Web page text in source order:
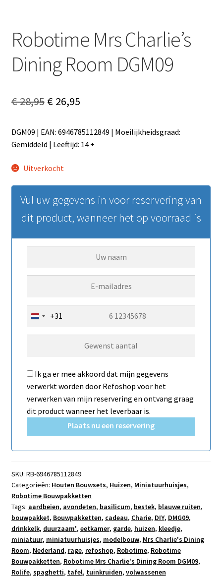
Robotime Mrs Charlie’s
Dining Room DGM09
€28,95 Oorspronkelijke
was:
€26,95Huidige
is:
DGM09 | EAN: 6946785112849 | Moeilijkheidsgraad:
Gemiddeld | Leeftijd: 14 +
Uitverkocht
Vul uw gegevens in voor reservering van
dit product, wanneer het op voorraad is
N
n
1
+31
Ik ga er mee akkoord dat mijn gegevens
verwerkt worden door Refoshop voor het
verwerken van mijn reservering en ontvang graag
dit product wanneer het leverbaar is.
Plaats nu een reservering
SKU: RB-6946785112849
Categorieën: Houten Bouwsets, Huizen, Miniatuurhuisjes,
Robotime Bouwpakketten
Tags: aardbeien, avondeten, basilicum, bestek, blauwe ruiten,
bouwpakket, Bouwpakketten, cadeau, Charie, DIY, DMG09,
drinkkelk, duurzaam', eetkamer, garde, huizen, kleedje,
miniatuur, miniatuurhuisjes, modelbouw, Mrs Charlie's Dining
Room, Nederland, rage, refoshop, Robotime, Robotime
Bouwpakketten, Robotime Mrs Charlie's Dining Room DGM09,
Rolife, spaghetti, tafel, tuinkruiden, volwassenen